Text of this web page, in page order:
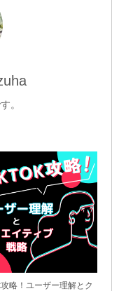
報保護担当
。
略！ユーザー理解とク